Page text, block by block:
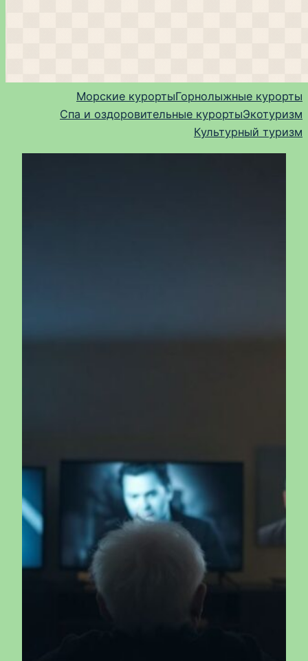
Морские курортыГорнолыжные курорты
Спа и оздоровительные курортыЭкотуризм
Культурный туризм